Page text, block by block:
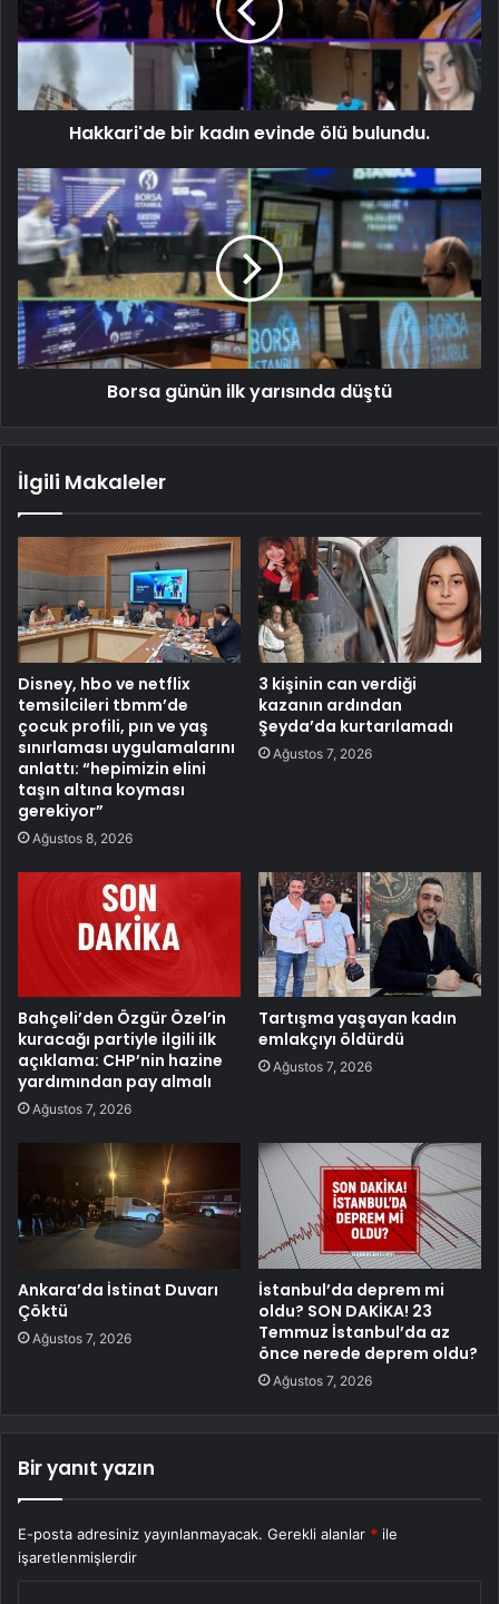
Hakkari'de bir kadın evinde ölü bulundu.
Borsa günün ilk yarısında düştü
İlgili Makaleler
Disney, hbo ve netflix
temsilcileri tbmm’de
çocuk profili, pın ve yaş
sınırlaması uygulamalarını
anlattı: “hepimizin elini
taşın altına koyması
gerekiyor”
Ağustos 8, 2026
3 kişinin can verdiği
kazanın ardından
Şeyda’da kurtarılamadı
Ağustos 7, 2026
Bahçeli’den Özgür Özel’in
kuracağı partiyle ilgili ilk
açıklama: CHP’nin hazine
yardımından pay almalı
Ağustos 7, 2026
Tartışma yaşayan kadın
emlakçıyı öldürdü
Ağustos 7, 2026
Ankara’da İstinat Duvarı
Çöktü
Ağustos 7, 2026
İstanbul’da deprem mi
oldu? SON DAKİKA! 23
Temmuz İstanbul’da az
önce nerede deprem oldu?
Ağustos 7, 2026
Bir yanıt yazın
E-posta adresiniz yayınlanmayacak. Gerekli alanlar * ile
işaretlenmişlerdir